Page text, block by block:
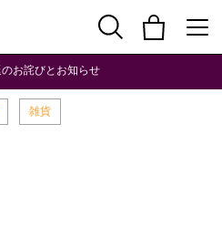
お詫びとお知らせ
雑貨